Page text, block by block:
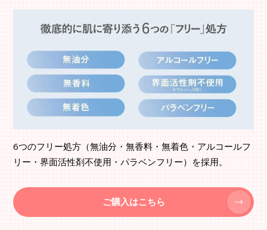
6つのフリー処方（無油分・無香料・無着色・アルコールフ
リー・界面活性剤不使用・パラベンフリー）を採用。
ご購入はこちら